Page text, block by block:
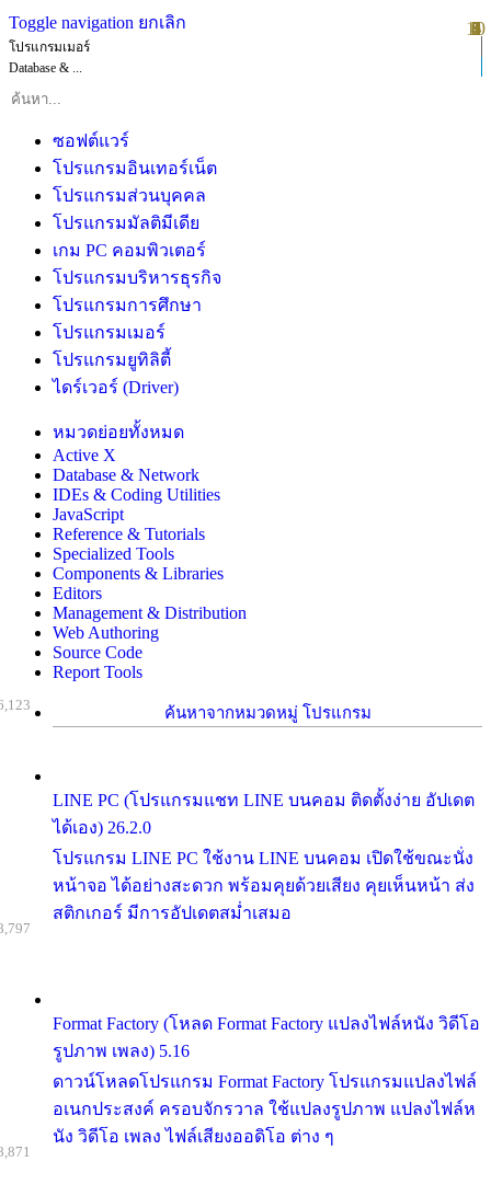
Toggle navigation ยกเลิก
โปรแกรมเมอร์
Database & ...
ซอฟต์แวร์
โปรแกรมอินเทอร์เน็ต
โปรแกรมส่วนบุคคล
โปรแกรมมัลติมีเดีย
เกม PC คอมพิวเตอร์
โปรแกรมบริหารธุรกิจ
โปรแกรมการศึกษา
โปรแกรมเมอร์
โปรแกรมยูทิลิตี้
ไดร์เวอร์ (Driver)
หมวดย่อยทั้งหมด
Active X
Database & Network
IDEs & Coding Utilities
JavaScript
Reference & Tutorials
Specialized Tools
Components & Libraries
Editors
Management & Distribution
Web Authoring
Source Code
Report Tools
ค้นหาจากหมวดหมู่ โปรแกรม
LINE PC (โปรแกรมแชท LINE บนคอม ติดตั้งง่าย อัปเดต
ได้เอง) 26.2.0
โปรแกรม LINE PC ใช้งาน LINE บนคอม เปิดใช้ขณะนั่ง
หน้าจอ ได้อย่างสะดวก พร้อมคุยด้วยเสียง คุยเห็นหน้า ส่ง
สติกเกอร์ มีการอัปเดตสม่ำเสมอ
Format Factory (โหลด Format Factory แปลงไฟล์หนัง วิดีโอ
รูปภาพ เพลง) 5.16
ดาวน์โหลดโปรแกรม Format Factory โปรแกรมแปลงไฟล์
อเนกประสงค์ ครอบจักรวาล ใช้แปลงรูปภาพ แปลงไฟล์ห
นัง วิดีโอ เพลง ไฟล์เสียงออดิโอ ต่าง ๆ
1
2
3
4
5
6
7
8
9
10